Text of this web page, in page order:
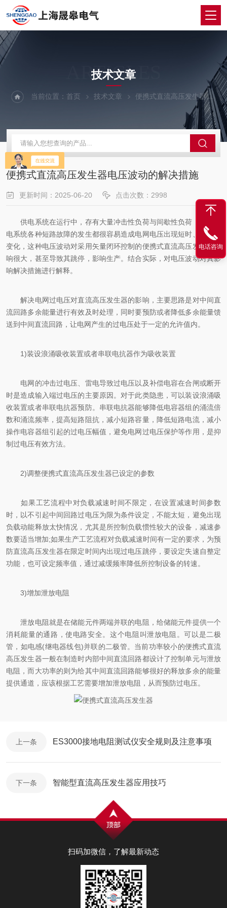
ARTICLES
技术文章
当前位置：首页 技术文章 便携式直流高压发生器电压波动的解决措施
便携式直流高压发生器电压波动的解决措施
更新时间：2025-06-20 点击次数：2998
供电系统在运行中，存有大量冲击性负荷与间歇性负荷，加之供
电系统各种短路故障的发生都很容易造成电网电压出现短时、快速地
变化，这种电压波动对采用矢量闭环控制的便携式直流高压发生器影
响很大，甚至导致其跳停，影响生产。结合实际，对电压波动对其影
响解决措施进行解释。
解决电网过电压对直流高压发生器的影响，主要思路是对中间直
流回路多余能量进行有效及时处理，同时要预防或者降低多余能量馈
送到中间直流回路，让电网产生的过电压处于一定的允许值内。
1)装设浪涌吸收装置或者串联电抗器作为吸收装置
电网的冲击过电压、雷电导致过电压以及补偿电容在合闸或断开
时是造成输入端过电压的主要原因。对于此类隐患，可以装设浪涌吸
收装置或者串联电抗器预防。串联电抗器能够降低电容器组的涌流倍
数和涌流频率，提高短路阻抗，减小短路容量，降低短路电流，减小
操作电容器组引起的过电压幅值，避免电网过电压保护等作用，是抑
制过电压有效方法。
2)调整便携式直流高压发生器已设定的参数
如果工艺流程中对负载减速时间不限定，在设置减速时间参数
时，以不引起中间回路过电压为限为条件设定，不能太短，避免出现
负载动能释放太快情况，尤其是所控制负载惯性较大的设备，减速参
数要适当增加;如果生产工艺流程对负载减速时间有一定的要求，为预
防直流高压发生器在限定时间内出现过电压跳停，要设定失速自整定
功能，也可设定频率值，通过减缓频率降低所控制设备的转速。
3)增加泄放电阻
泄放电阻就是在储能元件两端并联的电阻，给储能元件提供一个
消耗能量的通路，使电路安全。这个电阻叫泄放电阻。可以是二极
管，如电感(继电器线包)并联的二极管。当前功率较小的便携式直流
高压发生器一般在制造时内部中间直流回路都设计了控制单元与泄放
电阻，而大功率的则为给其中间直流回路能够很好的释放多余的能量
提供通道，应该根据工艺需要增加泄放电阻，从而预防过电压。
上一条 ES3000接地电阻测试仪安全规则及注意事项
下一条 智能型直流高压发生器应用技巧
扫码加微信，了解最新动态
电话咨询